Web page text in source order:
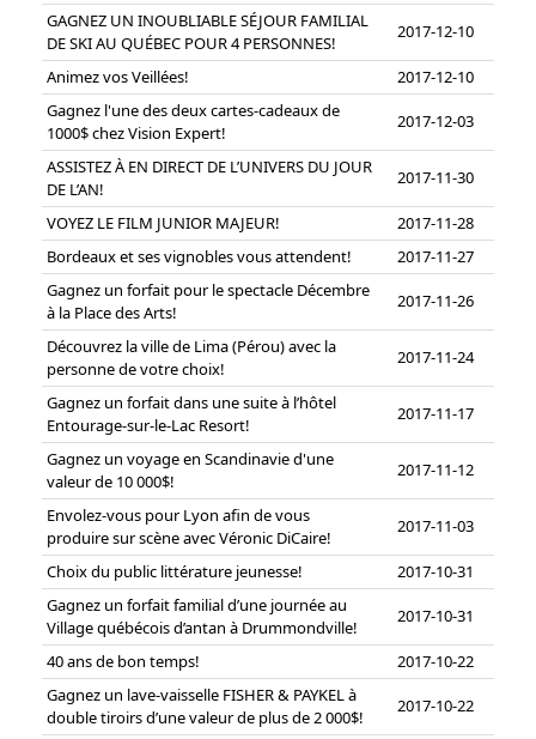
GAGNEZ UN INOUBLIABLE SÉJOUR FAMILIAL
DE SKI AU QUÉBEC POUR 4 PERSONNES!
2017-12-10
Animez vos Veillées!
2017-12-10
Gagnez l'une des deux cartes-cadeaux de
1000$ chez Vision Expert!
2017-12-03
ASSISTEZ À EN DIRECT DE L’UNIVERS DU JOUR
DE L’AN!
2017-11-30
VOYEZ LE FILM JUNIOR MAJEUR!
2017-11-28
Bordeaux et ses vignobles vous attendent!
2017-11-27
Gagnez un forfait pour le spectacle Décembre
à la Place des Arts!
2017-11-26
Découvrez la ville de Lima (Pérou) avec la
personne de votre choix!
2017-11-24
Gagnez un forfait dans une suite à l’hôtel
Entourage-sur-le-Lac Resort!
2017-11-17
Gagnez un voyage en Scandinavie d'une
valeur de 10 000$!
2017-11-12
Envolez-vous pour Lyon afin de vous
produire sur scène avec Véronic DiCaire!
2017-11-03
Choix du public littérature jeunesse!
2017-10-31
Gagnez un forfait familial d’une journée au
Village québécois d’antan à Drummondville!
2017-10-31
40 ans de bon temps!
2017-10-22
Gagnez un lave-vaisselle FISHER & PAYKEL à
double tiroirs d’une valeur de plus de 2 000$!
2017-10-22